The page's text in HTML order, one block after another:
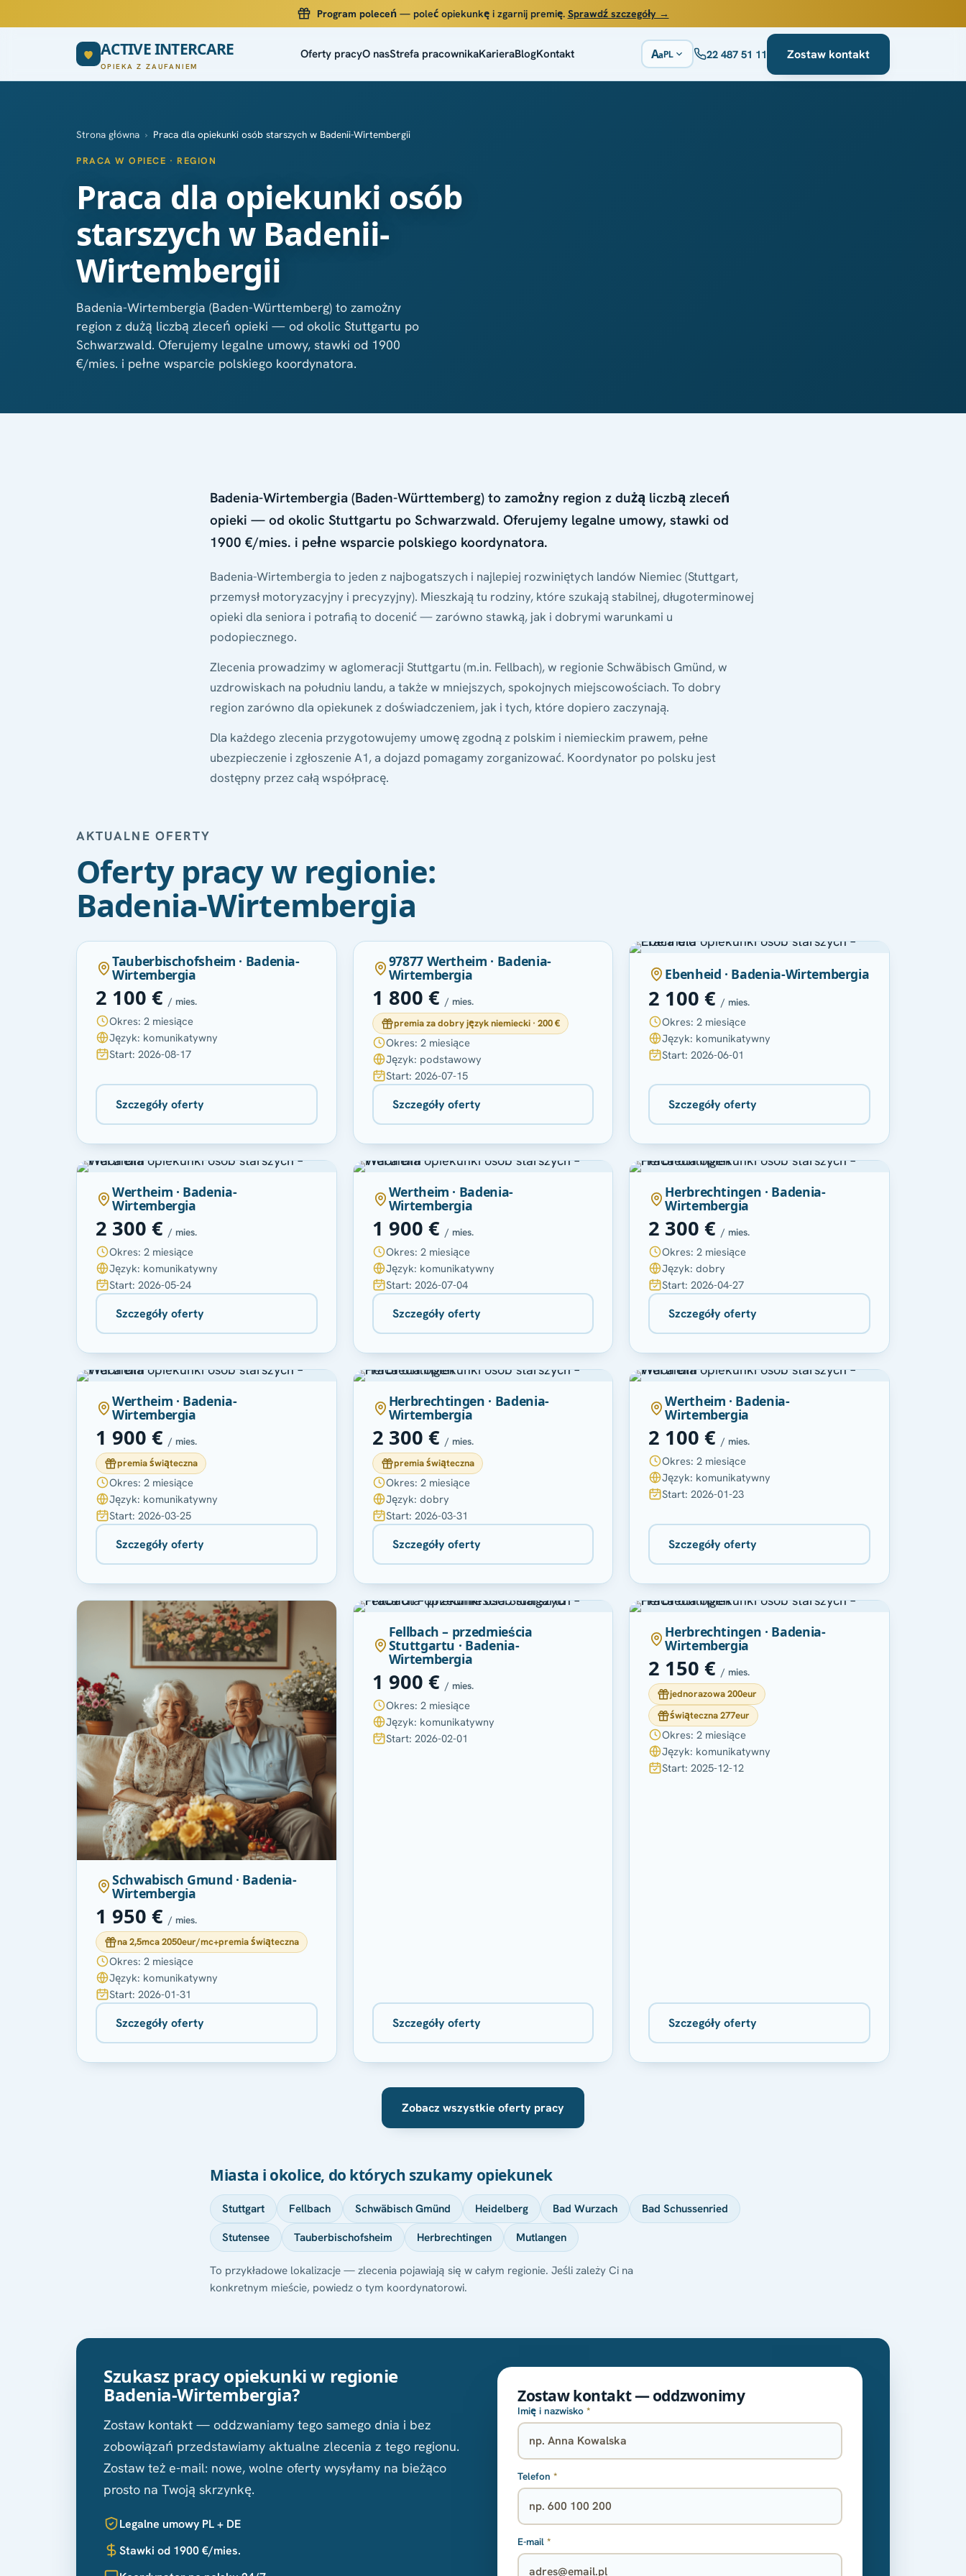
Program poleceń— poleć opiekunkę i zgarnij premię. Sprawdź szczegóły →
ACTIVE INTERCARE
OPIEKA Z ZAUFANIEM
Oferty pracyO nasStrefa pracownikaKarieraBlogKontakt AaPL 22 487 51 11 Zostaw kontakt
Strona główna › Praca dla opiekunki osób starszych w Badenii-Wirtembergii
PRACA W OPIECE · REGION
Praca dla opiekunki osób
starszych w Badenii-
Wirtembergii
Badenia-Wirtembergia (Baden-Württemberg) to zamożny
region z dużą liczbą zleceń opieki — od okolic Stuttgartu po
Schwarzwald. Oferujemy legalne umowy, stawki od 1900
€/mies. i pełne wsparcie polskiego koordynatora.
Badenia-Wirtembergia (Baden-Württemberg) to zamożny region z dużą liczbą zleceń
opieki — od okolic Stuttgartu po Schwarzwald. Oferujemy legalne umowy, stawki od
1900 €/mies. i pełne wsparcie polskiego koordynatora.
Badenia-Wirtembergia to jeden z najbogatszych i najlepiej rozwiniętych landów Niemiec (Stuttgart,
przemysł motoryzacyjny i precyzyjny). Mieszkają tu rodziny, które szukają stabilnej, długoterminowej
opieki dla seniora i potrafią to docenić — zarówno stawką, jak i dobrymi warunkami u
podopiecznego.
Zlecenia prowadzimy w aglomeracji Stuttgartu (m.in. Fellbach), w regionie Schwäbisch Gmünd, w
uzdrowiskach na południu landu, a także w mniejszych, spokojnych miejscowościach. To dobry
region zarówno dla opiekunek z doświadczeniem, jak i tych, które dopiero zaczynają.
Dla każdego zlecenia przygotowujemy umowę zgodną z polskim i niemieckim prawem, pełne
ubezpieczenie i zgłoszenie A1, a dojazd pomagamy zorganizować. Koordynator po polsku jest
dostępny przez całą współpracę.
AKTUALNE OFERTY
Oferty pracy w regionie:
Badenia-Wirtembergia
Tauberbischofsheim · Badenia-
Wirtembergia
2 100 € / mies.
Okres: 2 miesiące
Język: komunikatywny
Start: 2026-08-17
Szczegóły oferty
97877 Wertheim · Badenia-
Wirtembergia
1 800 € / mies.
premia za dobry język niemiecki · 200 €
Okres: 2 miesiące
Język: podstawowy
Start: 2026-07-15
Szczegóły oferty
Ebenheid · Badenia-Wirtembergia
2 100 €/ mies.
Okres: 2 miesiące
Język: komunikatywny
Start: 2026-06-01
Szczegóły oferty
Wertheim · Badenia-
Wirtembergia
2 300 € / mies.
Okres: 2 miesiące
Język: komunikatywny
Start: 2026-05-24
Szczegóły oferty
Wertheim · Badenia-
Wirtembergia
1 900 € / mies.
Okres: 2 miesiące
Język: komunikatywny
Start: 2026-07-04
Szczegóły oferty
Herbrechtingen · Badenia-
Wirtembergia
2 300 €/ mies.
Okres: 2 miesiące
Język: dobry
Start: 2026-04-27
Szczegóły oferty
Wertheim · Badenia-
Wirtembergia
1 900 € / mies.
premia świąteczna
Okres: 2 miesiące
Język: komunikatywny
Start: 2026-03-25
Szczegóły oferty
Herbrechtingen · Badenia-
Wirtembergia
2 300 € / mies.
premia świąteczna
Okres: 2 miesiące
Język: dobry
Start: 2026-03-31
Szczegóły oferty
Wertheim · Badenia-
Wirtembergia
2 100 €/ mies.
Okres: 2 miesiące
Język: komunikatywny
Start: 2026-01-23
Szczegóły oferty
Schwabisch Gmund · Badenia-
Wirtembergia
1 950 € / mies.
na 2,5mca 2050eur/mc+premia świąteczna
Okres: 2 miesiące
Język: komunikatywny
Start: 2026-01-31
Szczegóły oferty
Fellbach – przedmieścia
Stuttgartu · Badenia-
Wirtembergia
1 900 € / mies.
Okres: 2 miesiące
Język: komunikatywny
Start: 2026-02-01
Szczegóły oferty
Herbrechtingen · Badenia-
Wirtembergia
2 150 €/ mies.
jednorazowa 200eur
świąteczna 277eur
Okres: 2 miesiące
Język: komunikatywny
Start: 2025-12-12
Szczegóły oferty
Zobacz wszystkie oferty pracy
Miasta i okolice, do których szukamy opiekunek
Stuttgart Fellbach Schwäbisch Gmünd Heidelberg Bad Wurzach
Bad Schussenried
Stutensee
Tauberbischofsheim Herbrechtingen Mutlangen
To przykładowe lokalizacje — zlecenia pojawiają się w całym regionie. Jeśli zależy Ci na
konkretnym mieście, powiedz o tym koordynatorowi.
Szukasz pracy opiekunki w regionie
Badenia-Wirtembergia?
Zostaw kontakt — oddzwaniamy tego samego dnia i bez
zobowiązań przedstawiamy aktualne zlecenia z tego regionu.
Zostaw też e-mail: nowe, wolne oferty wysyłamy na bieżąco
prosto na Twoją skrzynkę.
Legalne umowy PL + DE
Stawki od 1900 €/mies.
Zostaw kontakt — oddzwonimy
Imię i nazwisko *
Telefon *
E-mail *